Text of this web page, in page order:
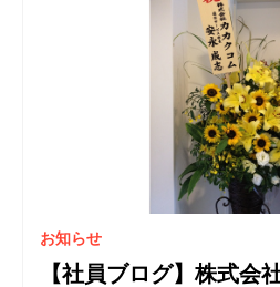
お知らせ
【社員ブログ】株式会